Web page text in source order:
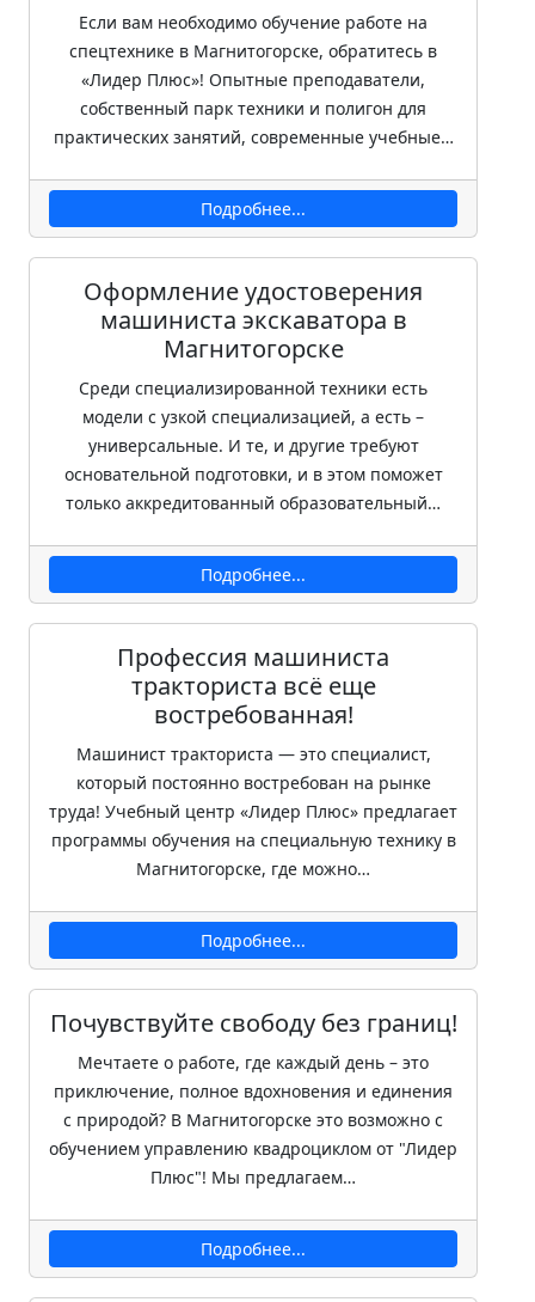
Если вам необходимо обучение работе на
спецтехнике в Магнитогорске, обратитесь в
«Лидер Плюс»! Опытные преподаватели,
собственный парк техники и полигон для
практических занятий, современные учебные…
Подробнее...
Оформление удостоверения
машиниста экскаватора в
Магнитогорске
Среди специализированной техники есть
модели с узкой специализацией, а есть –
универсальные. И те, и другие требуют
основательной подготовки, и в этом поможет
только аккредитованный образовательный…
Подробнее...
Профессия машиниста
тракториста всё еще
востребованная!
Машинист тракториста — это специалист,
который постоянно востребован на рынке
труда! Учебный центр «Лидер Плюс» предлагает
программы обучения на специальную технику в
Магнитогорске, где можно…
Подробнее...
Почувствуйте свободу без границ!
Мечтаете о работе, где каждый день – это
приключение, полное вдохновения и единения
с природой? В Магнитогорске это возможно с
обучением управлению квадроциклом от "Лидер
Плюс"! Мы предлагаем…
Подробнее...